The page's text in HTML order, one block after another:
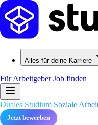
Alles für deine Karriere
Für ArbeitgeberJob finden
Duales Studium Soziale
Jetzt bewerben